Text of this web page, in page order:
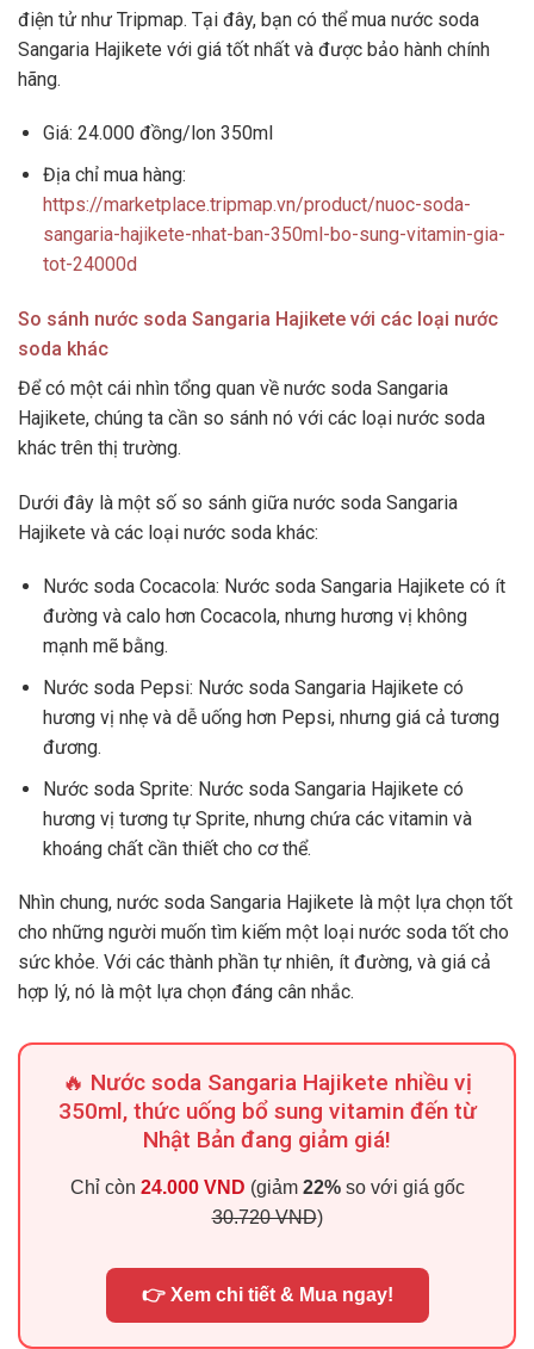
điện tử như Tripmap. Tại đây, bạn có thể mua nước soda
Sangaria Hajikete với giá tốt nhất và được bảo hành chính
hãng.
Giá: 24.000 đồng/lon 350ml
Địa chỉ mua hàng:
https://marketplace.tripmap.vn/product/nuoc-soda-
sangaria-hajikete-nhat-ban-350ml-bo-sung-vitamin-gia-
tot-24000d
So sánh nước soda Sangaria Hajikete với các loại nước
soda khác
Để có một cái nhìn tổng quan về nước soda Sangaria
Hajikete, chúng ta cần so sánh nó với các loại nước soda
khác trên thị trường.
Dưới đây là một số so sánh giữa nước soda Sangaria
Hajikete và các loại nước soda khác:
Nước soda Cocacola: Nước soda Sangaria Hajikete có ít
đường và calo hơn Cocacola, nhưng hương vị không
mạnh mẽ bằng.
Nước soda Pepsi: Nước soda Sangaria Hajikete có
hương vị nhẹ và dễ uống hơn Pepsi, nhưng giá cả tương
đương.
Nước soda Sprite: Nước soda Sangaria Hajikete có
hương vị tương tự Sprite, nhưng chứa các vitamin và
khoáng chất cần thiết cho cơ thể.
Nhìn chung, nước soda Sangaria Hajikete là một lựa chọn tốt
cho những người muốn tìm kiếm một loại nước soda tốt cho
sức khỏe. Với các thành phần tự nhiên, ít đường, và giá cả
hợp lý, nó là một lựa chọn đáng cân nhắc.
🔥 Nước soda Sangaria Hajikete nhiều vị
350ml, thức uống bổ sung vitamin đến từ
Nhật Bản đang giảm giá!
Chỉ còn 24.000 VND (giảm 22%so với giá gốc
30.720 VND)
👉 Xem chi tiết & Mua ngay!